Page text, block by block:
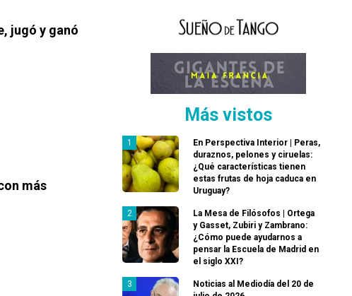
jugó y ganó
más
Más vistos
En Perspectiva Interior | Peras,
duraznos, pelones y ciruelas:
¿Qué características tienen
estas frutas de hoja caduca en
Uruguay?
La Mesa de Filósofos | Ortega
y Gasset, Zubiri y Zambrano:
¿Cómo puede ayudarnos a
pensar la Escuela de Madrid en
el siglo XXI?
Noticias al Mediodía del 20 de